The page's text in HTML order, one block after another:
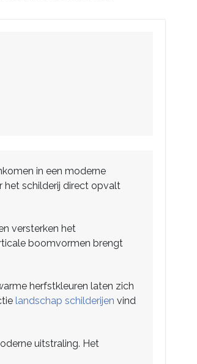
in een moderne
het schilderij direct opvalt
versterken het
boomvormen brengt
herfstkleuren laten zich
landschap schilderijen vind
uitstraling. Het